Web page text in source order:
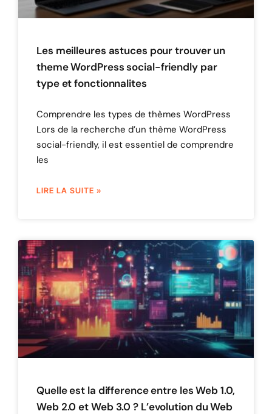
Les meilleures astuces pour trouver un
theme WordPress social-friendly par
type et fonctionnalites
Comprendre les types de thèmes WordPress
Lors de la recherche d’un thème WordPress
social-friendly, il est essentiel de comprendre
les
LIRE LA SUITE »
Quelle est la difference entre les Web 1.0,
Web 2.0 et Web 3.0 ? L’evolution du Web